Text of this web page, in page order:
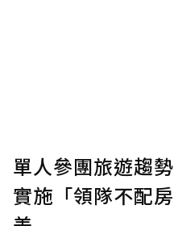
單人參團旅遊趨
實施「領隊不配